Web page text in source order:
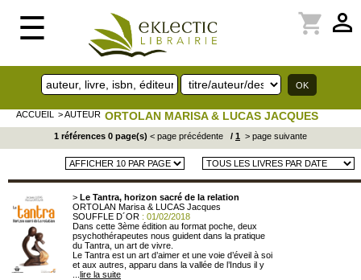
☰ perm_identity
shopping_cart
ACCUEIL > AUTEUR ORTOLAN MARISA & LUCAS JACQUES
1 références 0 page(s) < page précédente / 1 > page suivante
> Le Tantra, horizon sacré de la relation
ORTOLAN Marisa & LUCAS Jacques
SOUFFLE D´OR : 01/02/2018
Dans cette 3ème édition au format poche, deux
psychothérapeutes nous guident dans la pratique
du Tantra, un art de vivre.
Le Tantra est un art d’aimer et une voie d’éveil à soi
et aux autres, apparu dans la vallée de l’Indus il y
lire la suite